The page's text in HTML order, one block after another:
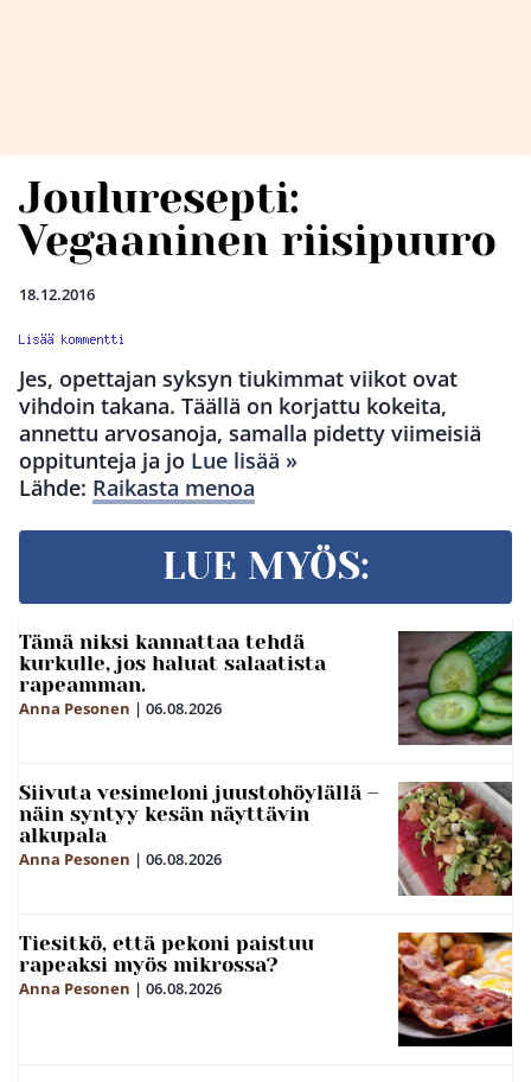
Jouluresepti:
Vegaaninen riisipuuro
18.12.2016
Jes, opettajan syksyn tiukimmat viikot ovat
vihdoin takana. Täällä on korjattu kokeita,
annettu arvosanoja, samalla pidetty viimeisiä
oppitunteja ja jo Lue lisää »
Lähde: Raikasta menoa
LUE MYÖS:
Tämä niksi kannattaa tehdä
kurkulle, jos haluat salaatista
rapeamman.
Anna Pesonen | 06.08.2026
Siivuta vesimeloni juustohöylällä –
näin syntyy kesän näyttävin
alkupala
Anna Pesonen | 06.08.2026
Tiesitkö, että pekoni paistuu
rapeaksi myös mikrossa?
Anna Pesonen | 06.08.2026